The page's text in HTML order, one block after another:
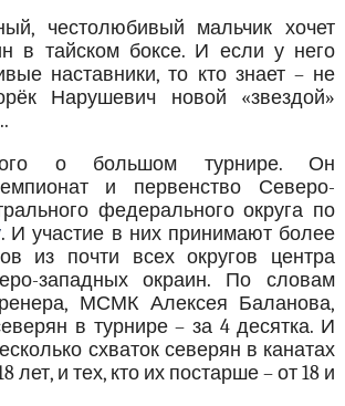
честолюбивый мальчик хочет
в тайском боксе. И если у него
наставники, то кто знает – не
Нарушевич новой «звездой»
о большом турнире. Он
и первенство Северо-
федерального округа по
. И участие в них принимают более
из почти всех округов центра
западных окраин. По словам
МСМК Алексея Баланова,
в турнире – за 4 десятка. И
схваток северян в канатах
лет, и тех, кто их постарше – от 18 и